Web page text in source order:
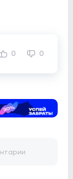
0 0